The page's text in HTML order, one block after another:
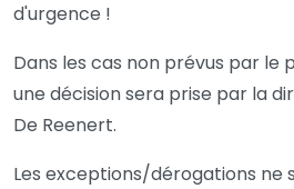
d'urgence !
Dans les cas non prévus par le
une décision sera prise par la
De Reenert.
Les exceptions/dérogations ne